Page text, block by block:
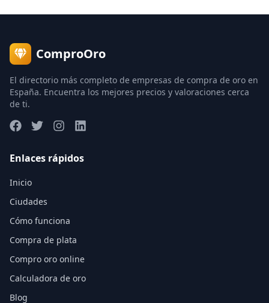
ComproOro
El directorio más completo de empresas de compra de oro en
España. Encuentra los mejores precios y valoraciones cerca
de ti.
Enlaces rápidos
Inicio
Ciudades
Cómo funciona
Compra de plata
Compro oro online
Calculadora de oro
Blog